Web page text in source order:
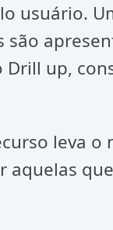
usuário.
up,
leva o